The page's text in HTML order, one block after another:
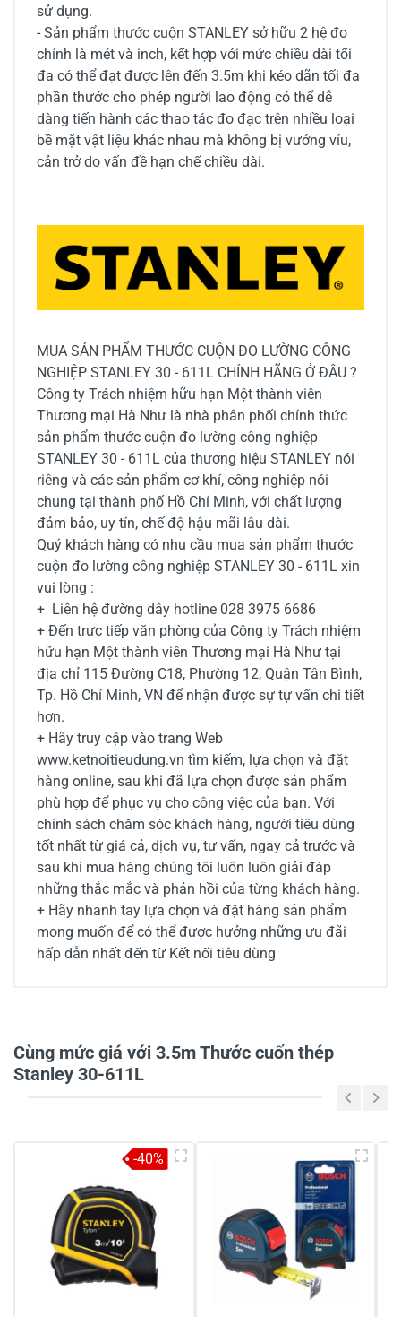
sử dụng.
- Sản phẩm thước cuộn STANLEY sở hữu 2 hệ đo
chính là mét và inch, kết hợp với mức chiều dài tối
đa có thể đạt được lên đến 3.5m khi kéo dãn tối đa
phần thước cho phép người lao động có thể dễ
dàng tiến hành các thao tác đo đạc trên nhiều loại
bề mặt vật liệu khác nhau mà không bị vướng víu,
cản trở do vấn đề hạn chế chiều dài.
MUA SẢN PHẨM THƯỚC CUỘN ĐO LƯỜNG CÔNG
NGHIỆP STANLEY 30 - 611L CHÍNH HÃNG Ở ĐÂU ?
Công ty Trách nhiệm hữu hạn Một thành viên
Thương mại Hà Như là nhà phân phối chính thức
sản phẩm thước cuộn đo lường công nghiệp
STANLEY 30 - 611L của thương hiệu STANLEY nói
riêng và các sản phẩm cơ khí, công nghiệp nói
chung tại thành phố Hồ Chí Minh, với chất lượng
đảm bảo, uy tín, chế độ hậu mãi lâu dài.
Quý khách hàng có nhu cầu mua sản phẩm thước
cuộn đo lường công nghiệp STANLEY 30 - 611L xin
vui lòng :
+ Liên hệ đường dây hotline 028 3975 6686
+ Đến trực tiếp văn phòng của Công ty Trách nhiệm
hữu hạn Một thành viên Thương mại Hà Như tại
địa chỉ 115 Đường C18, Phường 12, Quận Tân Bình,
Tp. Hồ Chí Minh, VN để nhận được sự tự vấn chi tiết
hơn.
+ Hãy truy cập vào trang Web
www.ketnoitieudung.vn tìm kiếm, lựa chọn và đặt
hàng online, sau khi đã lựa chọn được sản phẩm
phù hợp để phục vụ cho công việc của bạn. Với
chính sách chăm sóc khách hàng, người tiêu dùng
tốt nhất từ giá cả, dịch vụ, tư vấn, ngay cả trước và
sau khi mua hàng chúng tôi luôn luôn giải đáp
những thắc mắc và phản hồi của từng khách hàng.
+ Hãy nhanh tay lựa chọn và đặt hàng sản phẩm
mong muốn để có thể được hưởng những ưu đãi
hấp dẫn nhất đến từ Kết nối tiêu dùng
2
1
Chia sẻ nhận xét về sản phẩm
Cùng mức giá với 3.5m Thước cuốn thép
Stanley 30-611L
-40%